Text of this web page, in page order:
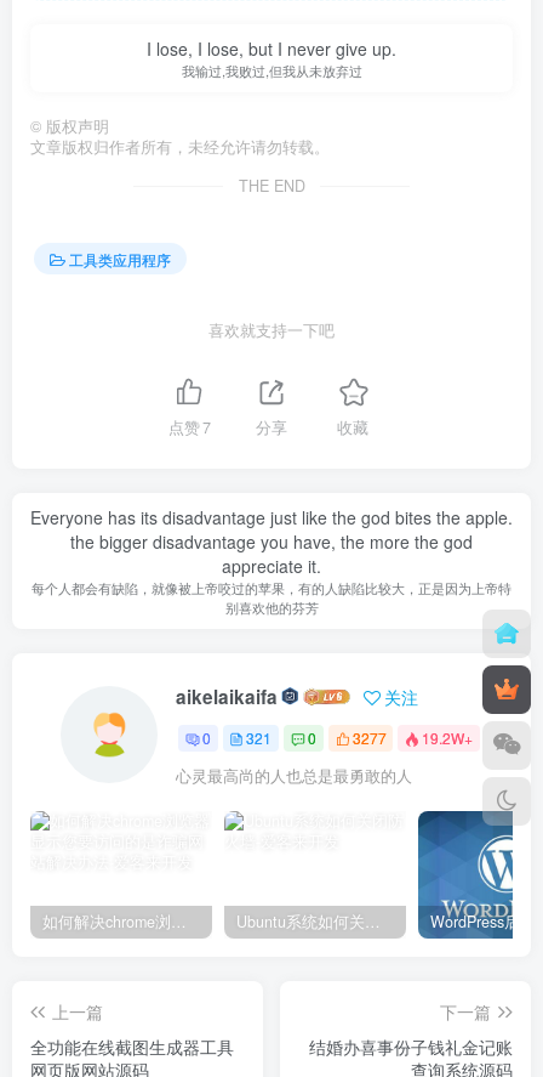
I lose, I lose, but I never give up.
我输过,我败过,但我从未放弃过
© 版权声明
文章版权归作者所有，未经允许请勿转载。
THE END
工具类应用程序
喜欢就支持一下吧
点赞7 分享 收藏
Everyone has its disadvantage just like the god bites the apple.
the bigger disadvantage you have, the more the god
appreciate it.
每个人都会有缺陷，就像被上帝咬过的苹果，有的人缺陷比较大，正是因为上帝特
别喜欢他的芬芳
aikelaikaifa 关注
0 321 0 3277 19.2W+
心灵最高尚的人也总是最勇敢的人
如何解决chrome浏览器显示您要访问的是诈骗网站解决办法 Ubuntu系统如何关闭防火墙
上一篇
全功能在线截图生成器工具
网页版网站源码
下一篇
结婚办喜事份子钱礼金记账
查询系统源码